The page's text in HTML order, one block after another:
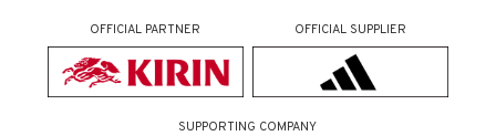
OFFICIAL PARTNER OFFICIAL SUPPLIER
SUPPORTING COMPANY